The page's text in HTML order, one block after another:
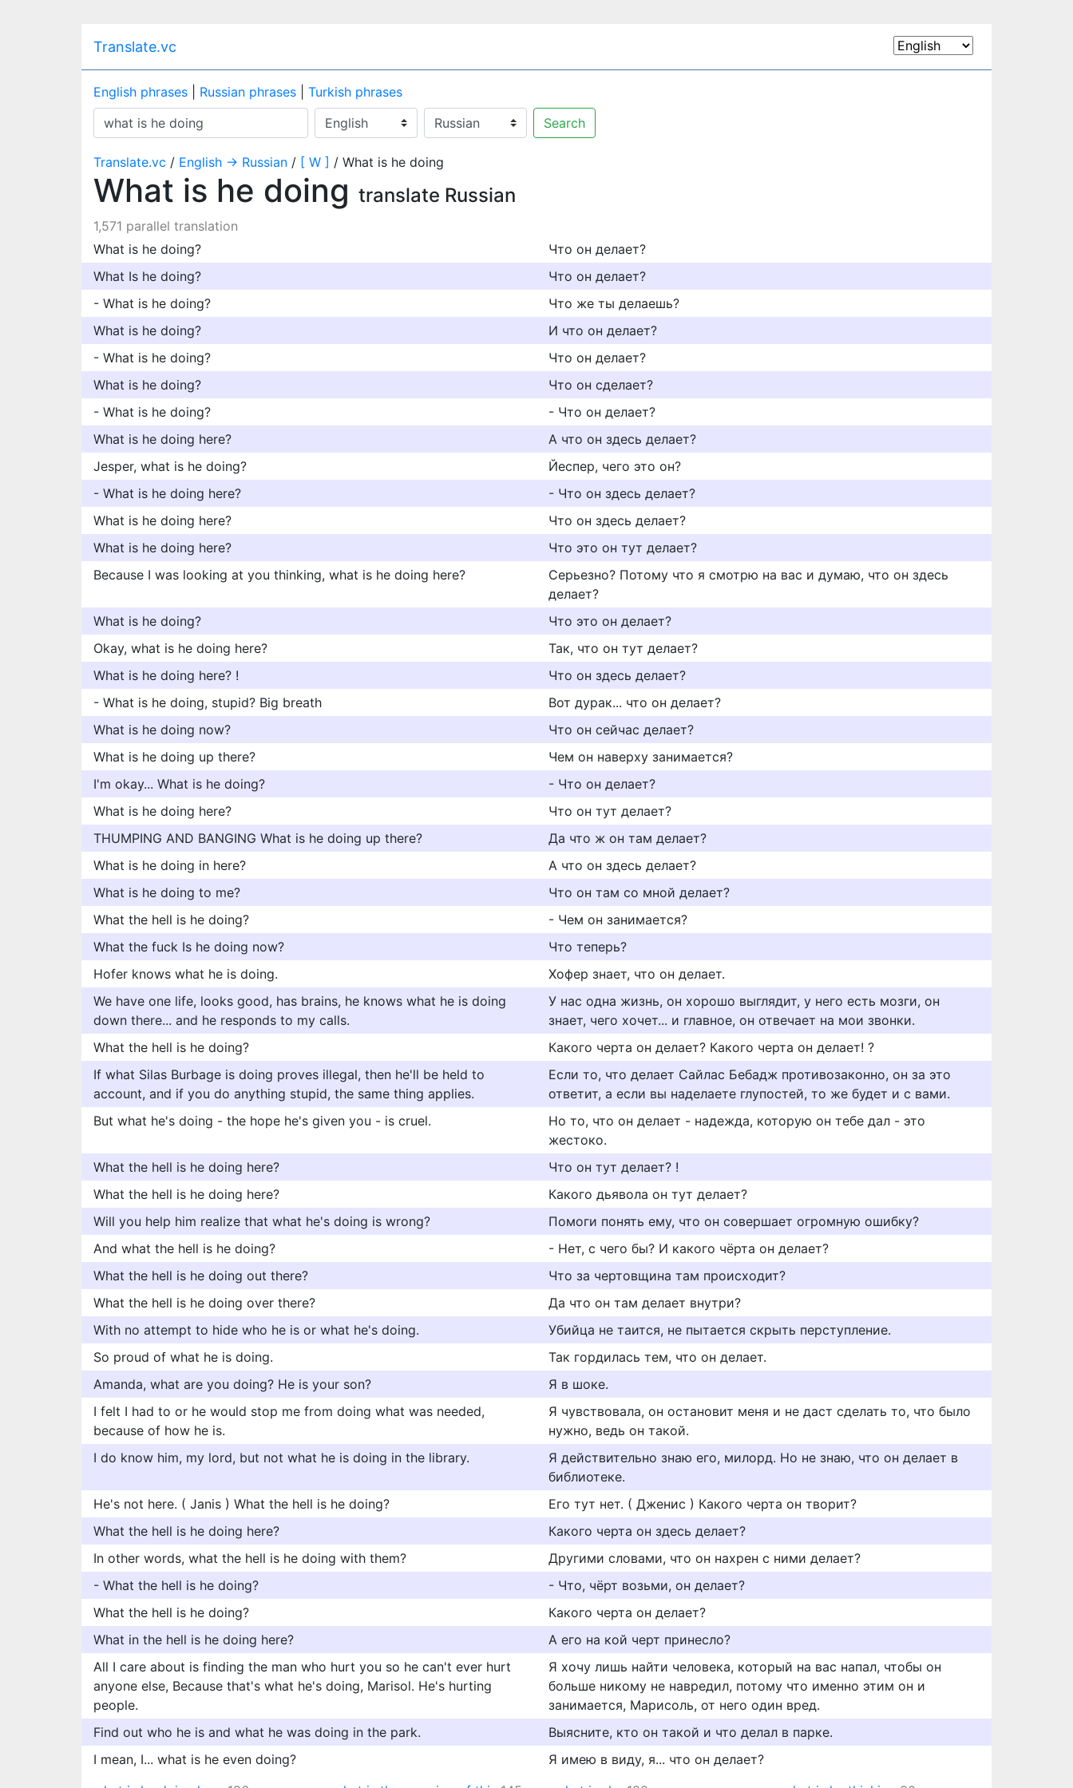
Translate.vc
English phrases Russian phrases
Turkish phrases
Search
Translate.vc / English → Russian / [ W ] / What is he doing
What is he doing translate Russian
1,571 parallel translation
What is he doing?
Что он делает?
What Is he doing?
Что он делает?
- What is he doing?
Что же ты делаешь?
What is he doing?
И что он делает?
- What is he doing?
Что он делает?
What is he doing?
Что он сделает?
- What is he doing?
- Что он делает?
What is he doing here?
А что он здесь делает?
Jesper, what is he doing?
Йеспер, чего это он?
- What is he doing here?
- Что он здесь делает?
What is he doing here?
Что он здесь делает?
What is he doing here?
Что это он тут делает?
Because I was looking at you thinking, what is he doing here?
Серьезно? Потому что я смотрю на вас и думаю, что он здесь
делает?
What is he doing?
Что это он делает?
Okay, what is he doing here?
Так, что он тут делает?
What is he doing here? !
Что он здесь делает?
- What is he doing, stupid? Big breath
Вот дурак... что он делает?
What is he doing now?
Что он сейчас делает?
What is he doing up there?
Чем он наверху занимается?
I'm okay... What is he doing?
- Что он делает?
What is he doing here?
Что он тут делает?
THUMPING AND BANGING What is he doing up there?
Да что ж он там делает?
What is he doing in here?
А что он здесь делает?
What is he doing to me?
Что он там со мной делает?
What the hell is he doing?
- Чем он занимается?
What the fuck Is he doing now?
Что теперь?
Hofer knows what he is doing.
Хофер знает, что он делает.
We have one life, looks good, has brains, he knows what he is doing
down there... and he responds to my calls.
У нас одна жизнь, он хорошо выглядит, у него есть мозги, он
знает, чего хочет... и главное, он отвечает на мои звонки.
What the hell is he doing?
Какого черта он делает? Какого черта он делает! ?
If what Silas Burbage is doing proves illegal, then he'll be held to
account, and if you do anything stupid, the same thing applies.
Если то, что делает Сайлас Бебадж противозаконно, он за это
ответит, а если вы наделаете глупостей, то же будет и с вами.
But what he's doing - the hope he's given you - is cruel.
Но то, что он делает - надежда, которую он тебе дал - это
жестоко.
What the hell is he doing here?
Что он тут делает? !
What the hell is he doing here?
Какого дьявола он тут делает?
Will you help him realize that what he's doing is wrong?
Помоги понять ему, что он совершает огромную ошибку?
And what the hell is he doing?
- Нет, с чего бы? И какого чёрта он делает?
What the hell is he doing out there?
Что за чертовщина там происходит?
What the hell is he doing over there?
Да что он там делает внутри?
With no attempt to hide who he is or what he's doing.
Убийца не таится, не пытается скрыть перступление.
So proud of what he is doing.
Так гордилась тем, что он делает.
Amanda, what are you doing? He is your son?
Я в шоке.
I felt I had to or he would stop me from doing what was needed,
because of how he is.
Я чувствовала, он остановит меня и не даст сделать то, что было
нужно, ведь он такой.
I do know him, my lord, but not what he is doing in the library.
Я действительно знаю его, милорд. Но не знаю, что он делает в
библиотеке.
He's not here. ( Janis ) What the hell is he doing?
Его тут нет. ( Дженис ) Какого черта он творит?
What the hell is he doing here?
Какого черта он здесь делает?
In other words, what the hell is he doing with them?
Другими словами, что он нахрен с ними делает?
- What the hell is he doing?
- Что, чёрт возьми, он делает?
What the hell is he doing?
Какого черта он делает?
What in the hell is he doing here?
А его на кой черт принесло?
All I care about is finding the man who hurt you so he can't ever hurt
anyone else, Because that's what he's doing, Marisol. He's hurting
people.
Я хочу лишь найти человека, который на вас напал, чтобы он
больше никому не навредил, потому что именно этим он и
занимается, Марисоль, от него один вред.
Find out who he is and what he was doing in the park.
Выясните, кто он такой и что делал в парке.
I mean, I... what is he even doing?
Я имею в виду, я... что он делает?